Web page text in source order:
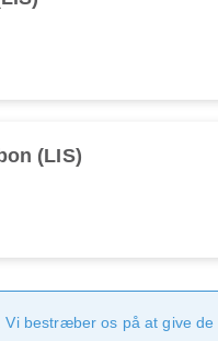
(LIS)
bestræber os på at give de